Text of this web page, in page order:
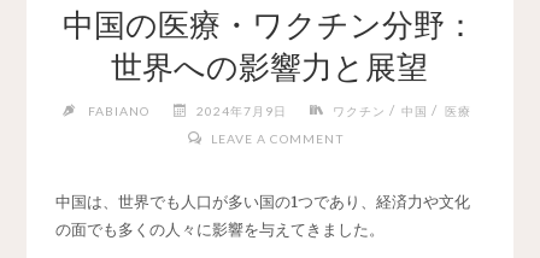
中国の医療・ワクチン分野：
世界への影響力と展望
FABIANO 2024年7月9日 ワクチン / 中国 /
医療
LEAVE A COMMENT
中国は、世界でも人口が多い国の1つであり、経済力や文化
の面でも多くの人々に影響を与えてきました。